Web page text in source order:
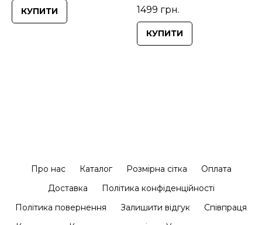
КУПИТИ 1499 грн.
КУПИТИ
Про нас Каталог Розмірна сітка
Оплата
Доставка
Політика конфіденційності
Політика повернення
Залишити відгук
Співпраця